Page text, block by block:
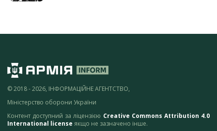
© 2018 - 2026, ІНФОРМАЦІЙНЕ АГЕНТСТВО,
Міністерство оборони України
Контент доступний за ліцензією Creative Commons Attribution 4.0
International license якщо не зазначено інше.